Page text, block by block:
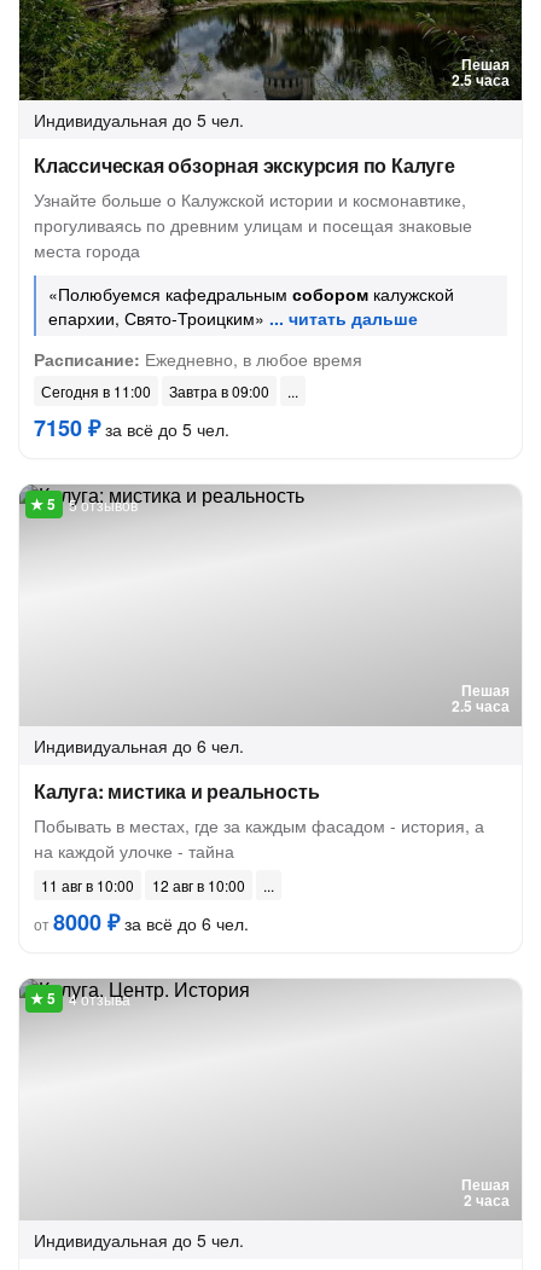
Пешая
2.5 часа
Индивидуальная до 5 чел.
Классическая обзорная экскурсия по Калуге
Узнайте больше о Калужской истории и космонавтике,
прогуливаясь по древним улицам и посещая знаковые
места города
«Полюбуемся кафедральным собором калужской
епархии, Свято-Троицким»
Расписание: Ежедневно, в любое время
Сегодня в 11:00 Завтра в 09:00
7150 ₽за всё до 5 чел.
Пешая
2.5 часа
5 отзывов
Индивидуальная до 6 чел.
Калуга: мистика и реальность
Побывать в местах, где за каждым фасадом - история, а
на каждой улочке - тайна
11 авг в 10:00
12 авг в 10:00
от8000 ₽за всё до 6 чел.
Пешая
2 часа
4 отзыва
Индивидуальная до 5 чел.